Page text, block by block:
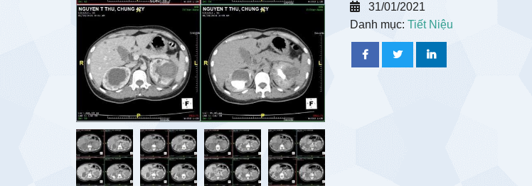
31/01/2021
Danh mục: Tiết Niệu